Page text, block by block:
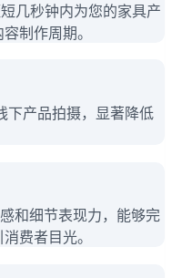
几秒钟内为您的家具产
制作周期。
下产品拍摄，显著降低
和细节表现力，能够完
费者目光。